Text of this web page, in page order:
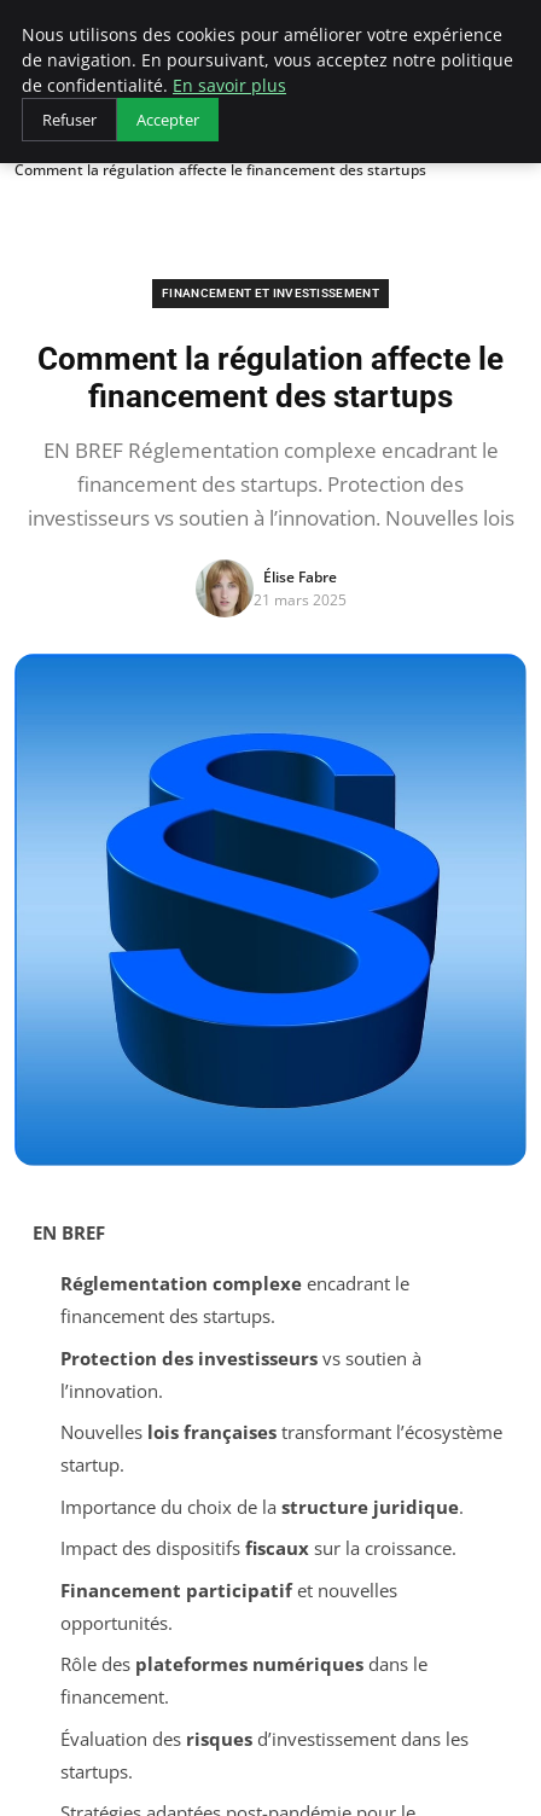
LECFCM
Accueil
Financement et investissement
Comment la régulation affecte le financement des startups
FINANCEMENT ET INVESTISSEMENT
Comment la régulation affecte le
financement des startups
EN BREF Réglementation complexe encadrant le
financement des startups. Protection des
investisseurs vs soutien à l’innovation. Nouvelles lois
Élise Fabre
21 mars 2025
EN BREF
Réglementation complexeencadrant le
financement des startups.
Protection des investisseursvs soutien à
l’innovation.
Nouvelles lois françaisestransformant l’écosystème
startup.
Importance du choix de la structure juridique.
Impact des dispositifs fiscauxsur la croissance.
Financement participatifet nouvelles
opportunités.
Rôle des plateformes numériquesdans le
financement.
Évaluation des risquesd’investissement dans les
startups.
Nous utilisons des cookies pour améliorer votre expérience
de navigation. En poursuivant, vous acceptez notre politique
de confidentialité. En savoir plus
Refuser Accepter